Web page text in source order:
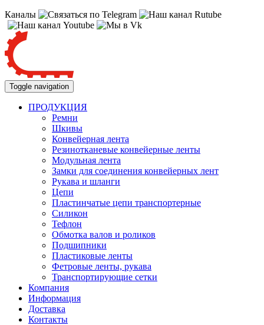
Каналы
Toggle navigation
ПРОДУКЦИЯ
Ремни
Шкивы
Конвейерная лента
Резинотканевые конвейерные ленты
Модульная лента
Замки для соединения конвейерных лент
Рукава и шланги
Цепи
Пластинчатые цепи транспортерные
Силикон
Тефлон
Обмотка валов и роликов
Подшипники
Пластиковые ленты
Фетровые ленты, рукава
Транспортирующие сетки
Компания
Информация
Доставка
Контакты